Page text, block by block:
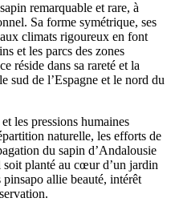
remarquable et rare, à
Sa forme symétrique, ses
climats rigoureux en font
et les parcs des zones
réside dans sa rareté et la
sud de l’Espagne et le nord du
les pressions humaines
naturelle, les efforts de
du sapin d’Andalousie
soit planté au cœur d’un jardin
pinsapo allie beauté, intérêt